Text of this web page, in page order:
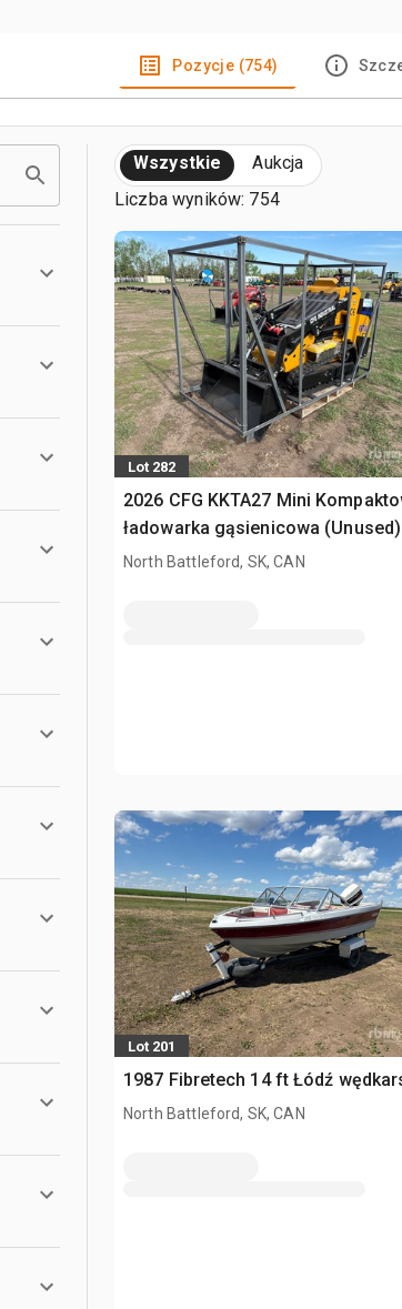
Pozycje (754)
Wszystkie
Aukcja
Liczba wyników: 754
Lot 282
2026 CFG KKTA27 Mini
ładowarka gąsienicowa (Unused)
North Battleford, SK, CAN
Lot 201
1987 Fibretech 14 ft Łódź
North Battleford, SK, CAN